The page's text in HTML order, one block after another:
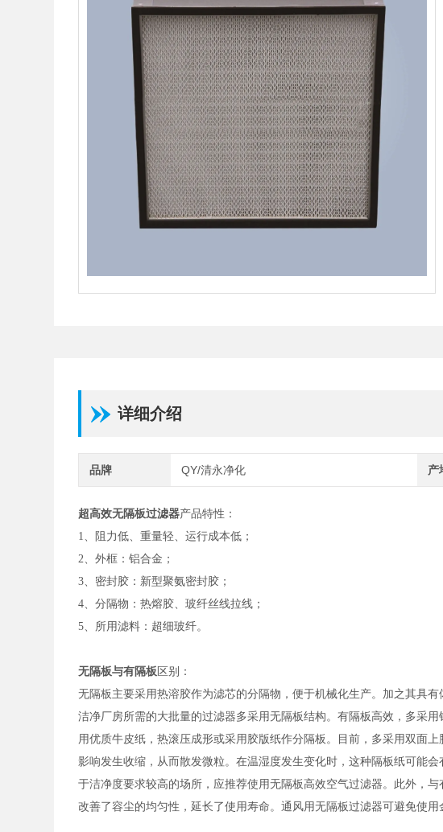
详细介绍
品牌 QY/清永净化 产
超高效无隔板过滤器产品特性：
1、阻力低、重量轻、运行成本低；
2、外框：铝合金；
3、密封胶：新型聚氨密封胶；
4、分隔物：热熔胶、玻纤丝线拉线；
5、所用滤料：超细玻纤。
无隔板与有隔板 区别：
无隔板主要采用热溶胶作为滤芯的分隔物，便于机械化生产。加之其具
洁净厂房所需的大批量的过滤器多采用无隔板结构。有隔板高效，多采
用优质牛皮纸，热滚压成形或采用胶版纸作分隔板。目前，多采用双面
影响发生收缩，从而散发微粒。在温湿度发生变化时，这种隔板纸可能
于洁净度要求较高的场所，应推荐使用无隔板高效空气过滤器。此外，
改善了容尘的均匀性，延长了使用寿命。通风用无隔板过滤器可避免使